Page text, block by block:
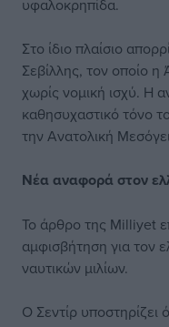
υφαλοκρηπίδα.
Στο ίδιο πλαίσιο
Σεβίλλης, τον οποίο
χωρίς νομική ισχύ. Η
καθησυχαστικό τόνο
την Ανατολική
Νέα αναφορά στον
Το άρθρο της Milliyet
αμφισβήτηση για τον
ναυτικών μιλίων.
Ο Σεντίρ υποστηρίζει